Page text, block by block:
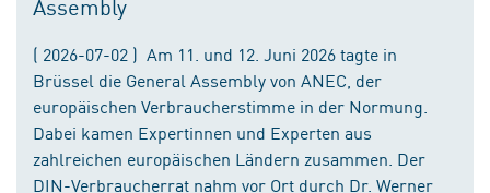
( 2026-07-02 ) Am 11. und 12. Juni 2026 tagte in
Brüssel die General Assembly von ANEC, der
europäischen Verbraucherstimme in der Normung.
Dabei kamen Expertinnen und Experten aus
zahlreichen europäischen Ländern zusammen. Der
DIN-Verbraucherrat nahm vor Ort durch Dr. Werner